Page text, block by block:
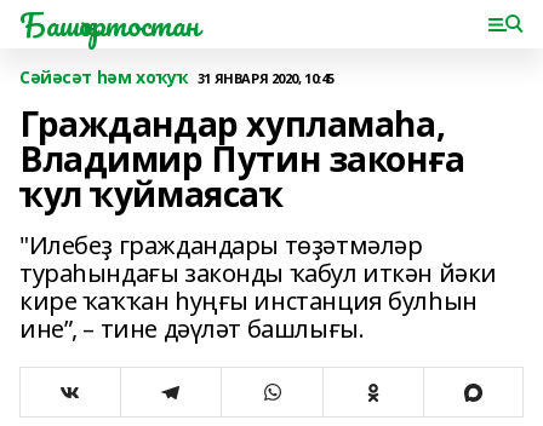
Башҡортостан
Сәйәсәт һәм хоҡуҡ 31 ЯНВАРЯ 2020, 10:45
Граждандар хупламаһа,
Владимир Путин законға
ҡул ҡуймаясаҡ
"Илебеҙ граждандары төҙәтмәләр
тураһындағы законды ҡабул иткән йәки
кире ҡаҡҡан һуңғы инстанция булһын
ине”, – тине дәүләт башлығы.